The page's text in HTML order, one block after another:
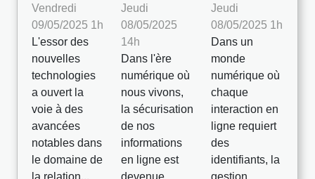
Vendredi
09/05/2025 1h
L'essor des
nouvelles
technologies
a ouvert la
voie à des
avancées
notables dans
le domaine de
Jeudi
08/05/2025
14h
Dans l'ère
numérique où
nous vivons,
la sécurisation
de nos
informations
en ligne est
Jeudi
08/05/2025 1h
Dans un
monde
numérique où
chaque
interaction en
ligne requiert
des
identifiants, la